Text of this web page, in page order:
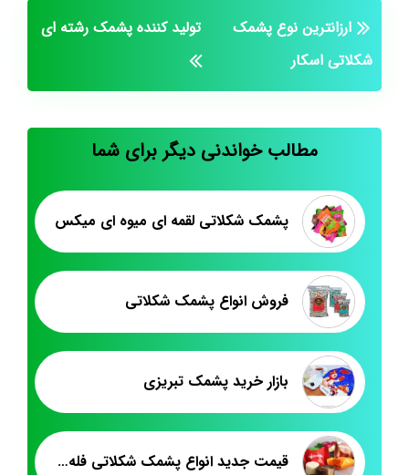
ارزانترین نوع پشمک
شکلاتی اسکار
تولید کننده پشمک رشته ای
مطالب خواندنی دیگر برای شما
پشمک شکلاتی لقمه ای میوه ای میکس
فروش انواع پشمک شکلاتی
بازار خرید پشمک تبریزی
قیمت جدید انواع پشمک شکلاتی فله ای در بازار